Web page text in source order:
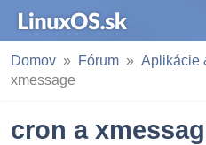
Domov Fórum Aplikácie
xmessage
cron a